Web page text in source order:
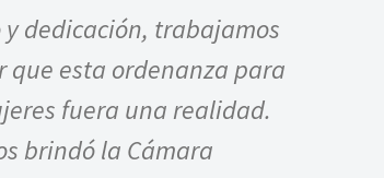
y dedicación, trabajamos
esta ordenanza para
fuera una realidad.
brindó la Cámara